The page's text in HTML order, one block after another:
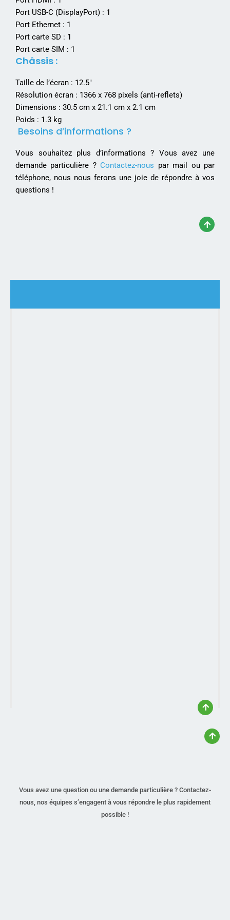
Port USB-C (DisplayPort) : 1
Port Ethernet : 1
Port carte SD : 1
Port carte SIM : 1
Châssis :
Taille de l’écran : 12.5″
Résolution écran : 1366 x 768 pixels (anti-reflets)
Dimensions : 30.5 cm x 21.1 cm x 2.1 cm
Poids : 1.3 kg
Besoins d’informations ?
Vous souhaitez plus d’informations ? Vous avez une
demande particulière ?Contactez-nous par mail ou par
téléphone, nous nous ferons une joie de répondre à vos
questions !
Vous avez une question ou une demande particulière ? Contactez-
nous, nos équipes s’engagent à vous répondre le plus rapidement
possible !